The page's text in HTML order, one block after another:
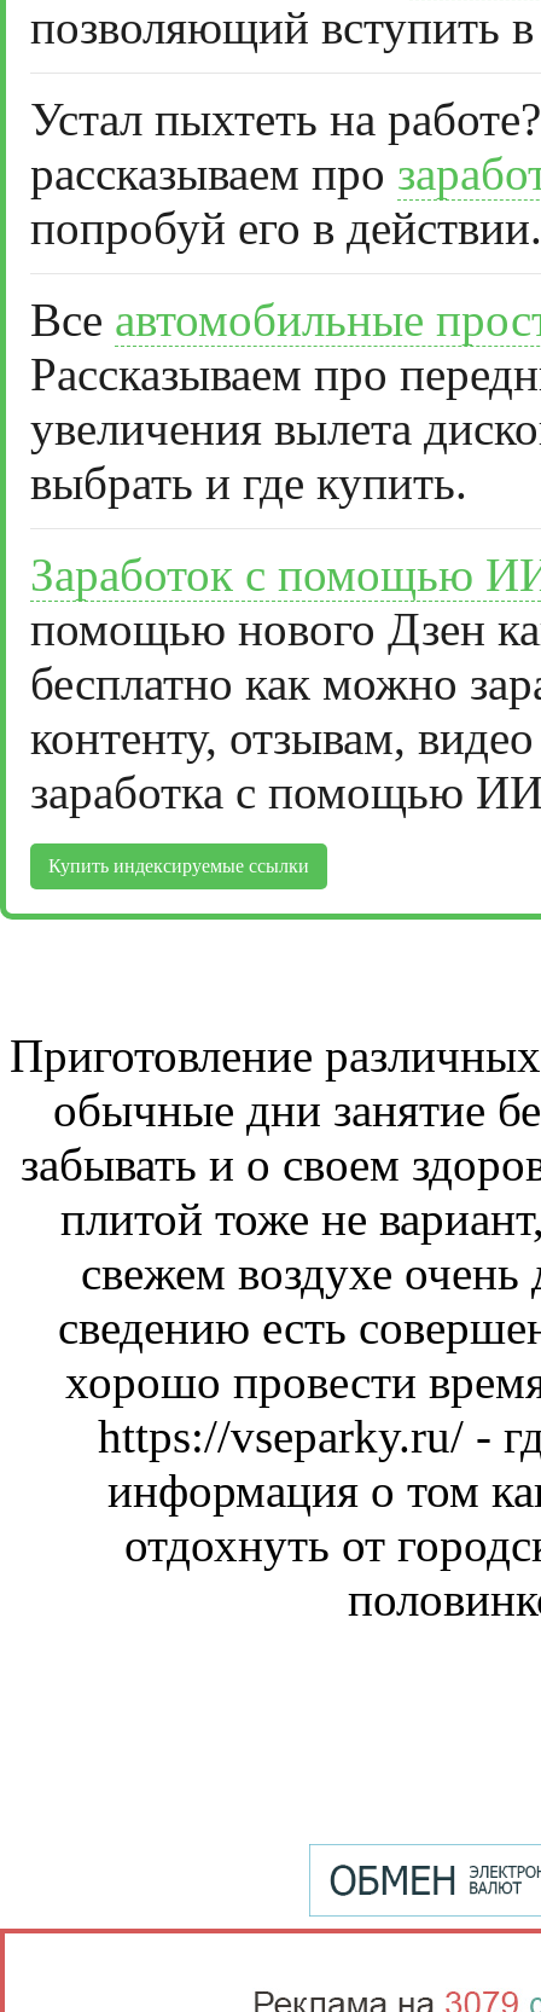
позволяющий вступить
Устал пыхтеть на
рассказываем про
попробуй его в действии.
Все автомобильные
Рассказываем про
увеличения вылета
выбрать и где купить.
Заработок с помощью
помощью нового Дзен
бесплатно как можно
контенту, отзывам,
заработка с помощью
Купить индексируемые ссылки
Приготовление
обычные дни занятие
забывать и о своем
плитой тоже не
свежем воздухе
сведению есть
хорошо провести
https://vseparky.ru/ -
информация о том
отдохнуть от